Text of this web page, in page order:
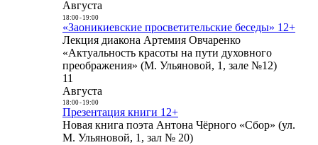
Августа
18:00- 19:00
«Заоникиевские просветительские беседы» 12+
Лекция диакона Артемия Овчаренко
«Актуальность красоты на пути духовного
преображения» (М. Ульяновой, 1, зале №12)
11
Августа
18:00- 19:00
Презентация книги 12+
Новая книга поэта Антона Чёрного «Сбор» (ул.
М. Ульяновой, 1, зал № 20)